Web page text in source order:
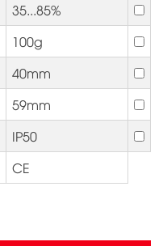
35...85%
100g
40mm
59mm
IP50
CE